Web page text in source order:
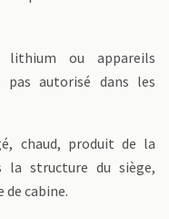
ou appareils
pas autorisé dans les
chaud, produit de la
la structure du siège,
cabine.